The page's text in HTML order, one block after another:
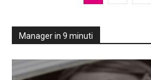
Manager in 9 minuti